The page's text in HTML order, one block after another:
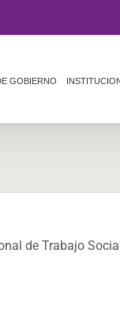
GOBIERNO
de Trabajo